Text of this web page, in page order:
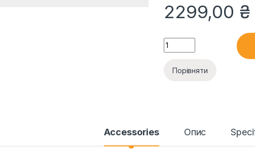
2299,00 ₴
Notebook Black Spire V
Порівняти
Accessories Опис